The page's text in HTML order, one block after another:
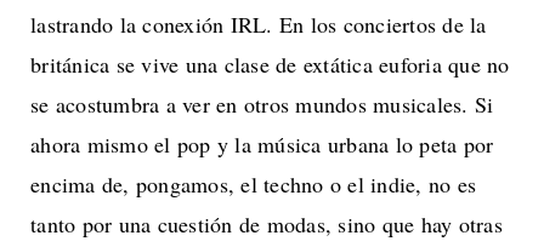
lastrando la conexión IRL. En los conciertos de la
británica se vive una clase de extática euforia que no
se acostumbra a ver en otros mundos musicales. Si
ahora mismo el pop y la música urbana lo peta por
encima de, pongamos, el techno o el indie, no es
tanto por una cuestión de modas, sino que hay otras